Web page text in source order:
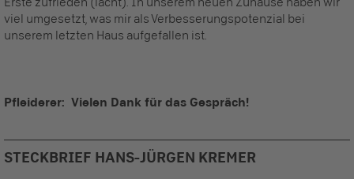
viel umgesetzt, was mir als Verbesserungspotenzial bei
unserem letzten Haus aufgefallen ist.
Pfleiderer: Vielen Dank für das Gespräch!
STECKBRIEF HANS-JÜRGEN KREMER